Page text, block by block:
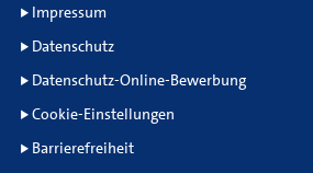
Impressum
Datenschutz
Datenschutz-Online-Bewerbung
Cookie-Einstellungen
Barrierefreiheit